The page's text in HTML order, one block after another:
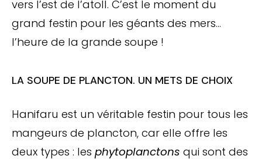
vers l’est de l’atoll. C’est le moment du
grand festin pour les géants des mers…
l’heure de la grande soupe !
LA SOUPE DE PLANCTON. UN METS DE CHOIX
Hanifaru est un véritable festin pour tous les
mangeurs de plancton, car elle offre les
deux types : les phytoplanctons qui sont des